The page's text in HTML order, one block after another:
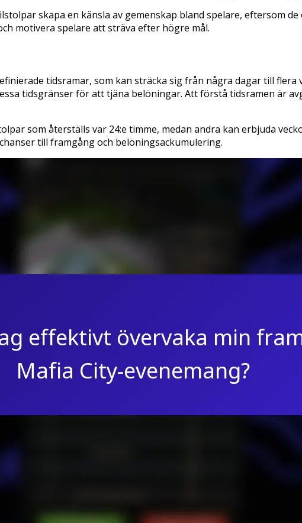
skapa en känsla av gemenskap bland spelare, eftersom
motivera spelare att sträva efter högre mål.
tidsramar, som kan sträcka sig från några dagar till
tidsgränser för att tjäna belöningar. Att förstå tidsramen är
som återställs var 24:e timme, medan andra kan erbjuda
till framgång och belöningsackumulering.